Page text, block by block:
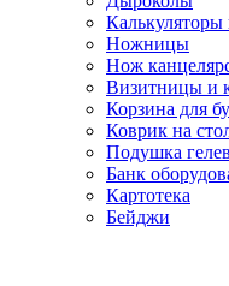
Калькуляторы
Ножницы
Нож
Визитницы и
Корзина для
Коврик на
Подушка
Банк
Картотека
Бейджи